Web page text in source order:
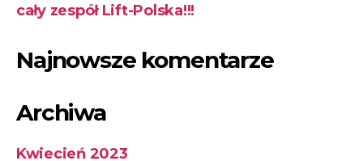
cały zespół Lift-Polska!!!
Najnowsze komentarze
Archiwa
Kwiecień 2023